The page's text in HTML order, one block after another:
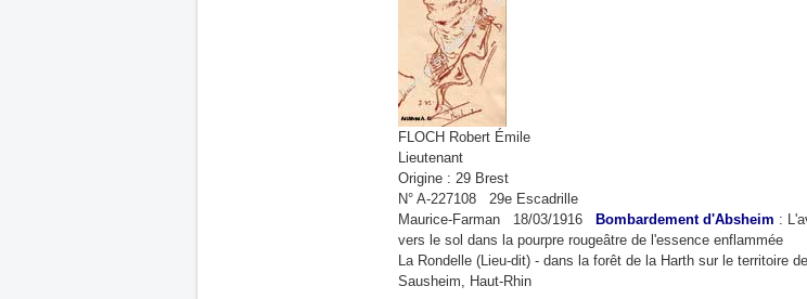
FLOCH Robert Émile
Lieutenant
Origine : 29 Brest
N° A-227108 29e Escadrille
Maurice-Farman 18/03/1916
Bombardement d'Absheim :
vers le sol dans la pourpre rougeâtre de l'essence enflammée
La Rondelle (Lieu-dit) - dans la forêt de la Harth sur le territoire
Sausheim, Haut-Rhin